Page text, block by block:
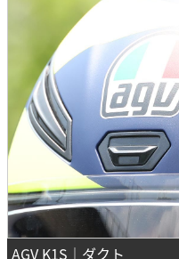
AGV K1S｜ダクト